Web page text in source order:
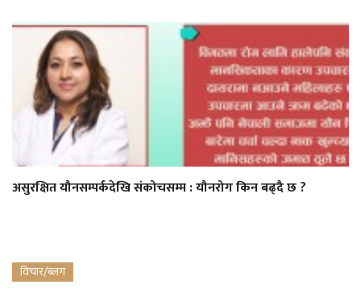
असुरक्षित यौनसम्पर्कदेखि संकोचसम्म : यौनरोग किन बढ्दै छ ?
विचार/ब्लग